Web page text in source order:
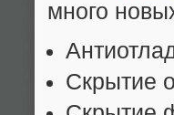
много
Скрытие